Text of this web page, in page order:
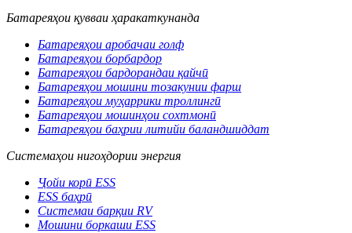
Батареяҳои қувваи ҳаракаткунанда
Батареяҳои аробачаи голф
Батареяҳои борбардор
Батареяҳои бардорандаи қайчӣ
Батареяҳои мошини тозакунии фарш
Батареяҳои муҳаррики троллингӣ
Батареяҳои мошинҳои сохтмонӣ
Батареяҳои баҳрии литийи баландшиддат
Системаҳои нигоҳдории энергия
Ҷойи корӣ ESS
ESS баҳрӣ
Системаи барқии RV
Мошини боркаши ESS